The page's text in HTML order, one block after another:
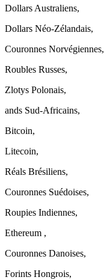
Dollars Australiens,
Dollars Néo-Zélandais,
Couronnes Norvégiennes,
Roubles Russes,
Zlotys Polonais,
ands Sud-Africains,
Bitcoin,
Litecoin,
Réals Brésiliens,
Couronnes Suédoises,
Roupies Indiennes,
Ethereum ,
Couronnes Danoises,
Forints Hongrois,